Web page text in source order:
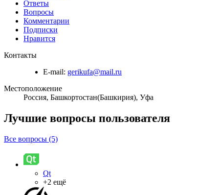
Ответы
Вопросы
Комментарии
Подписки
Нравится
Контакты
E-mail: gerikufa@mail.ru
Местоположение
Россия, Башкортостан(Башкирия), Уфа
Лучшие вопросы пользователя
Все вопросы (5)
Qt
+2 ещё